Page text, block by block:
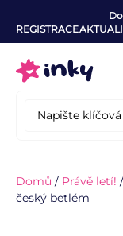
REGISTRACE
Domů / Právě letí! /
český betlém